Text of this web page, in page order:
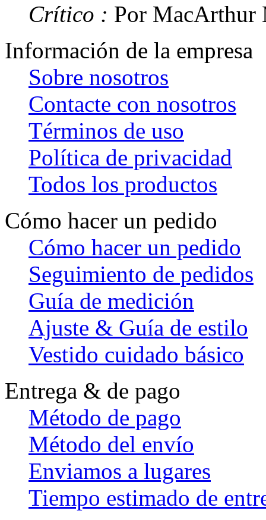
Crítico : Por MacArthur
Información de la empresa
Sobre nosotros
Contacte con nosotros
Términos de uso
Política de privacidad
Todos los productos
Cómo hacer un pedido
Cómo hacer un pedido
Seguimiento de pedidos
Guía de medición
Ajuste & Guía de estilo
Vestido cuidado básico
Entrega & de pago
Método de pago
Método del envío
Enviamos a lugares
Tiempo estimado de